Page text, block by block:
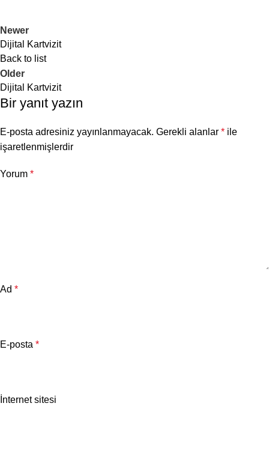
Newer
Dijital Kartvizit
Back to list
Older
Dijital Kartvizit
Bir yanıt yazın
E-posta adresiniz yayınlanmayacak. Gerekli alanlar * ile
işaretlenmişlerdir
Yorum *
Ad *
E-posta *
İnternet sitesi